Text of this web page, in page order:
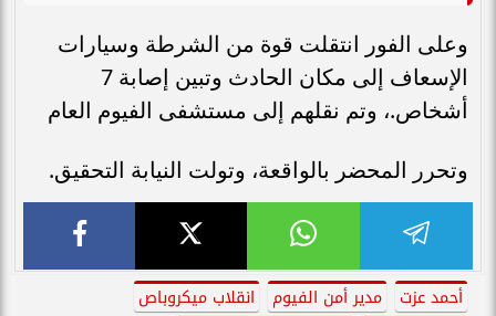
وعلى الفور انتقلت قوة من الشرطة وسيارات
الإسعاف إلى مكان الحادث وتبين إصابة 7
أشخاص.، وتم نقلهم إلى مستشفى الفيوم العام
وتحرر المحضر بالواقعة، وتولت النيابة التحقيق.
أحمد عزت مدير أمن الفيوم
انقلاب ميكروباص